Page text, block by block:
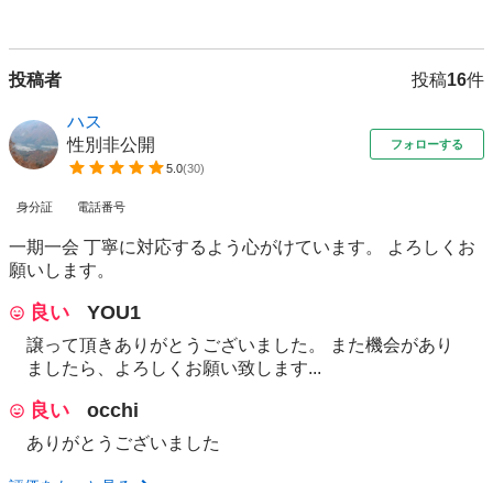
投稿者 投稿16件
ハス
性別非公開
5.0(30)
フォローする
身分証 電話番号
一期一会 丁寧に対応するよう心がけています。 よろしくお
願いします。
良い YOU1
譲って頂きありがとうございました。 また機会があり
ましたら、よろしくお願い致します...
良い occhi
ありがとうございました